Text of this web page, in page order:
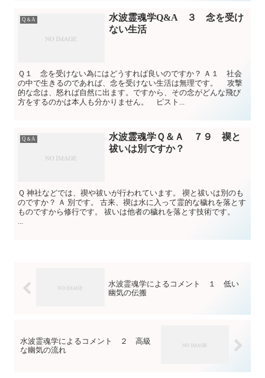
Q＆A
水波霊魂学Q&A ３ 念を受け
ない生活
Ｑ１ 念を受けない為にはどうすれば良いのですか？ Ａ１ 社会
の中で生きるのであれば、念を受けない生活は無理です。 攻撃
的な念は、怒れば自然に出ます。ですから、その念がどんな飛び
方をするのかは本人も分かりません。 ピスト...
Q＆A
水波霊魂学Ｑ＆Ａ ７９ 禊と
祓いは別ですか？
Ｑ 神社などでは、禊や祓いが行われています。 禊と祓いは別のも
のですか？ Ａ 別です。 古来、禊は水に入って霊的な穢れを落とす
ものですから修行です。 祓いは他者の穢れを落とす技術です。
...
水波霊魂学によるコメント １ 低い
幽気の伝搬
水波霊魂学によるコメント ２ 高級
な幽気の流れ